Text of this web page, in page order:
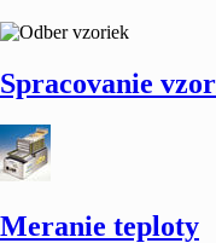
Spracovanie
Meranie teploty